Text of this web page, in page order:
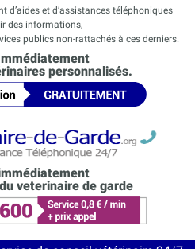
d’aides et d’assistances téléphoniques
des informations,
publics non-rattachés à ces derniers.
personnalisés.
veterinaire de garde